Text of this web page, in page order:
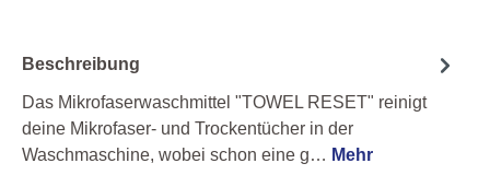
Beschreibung
Das Mikrofaserwaschmittel "TOWEL RESET" reinigt
deine Mikrofaser- und Trockentücher in der
Waschmaschine, wobei schon eine g… Mehr